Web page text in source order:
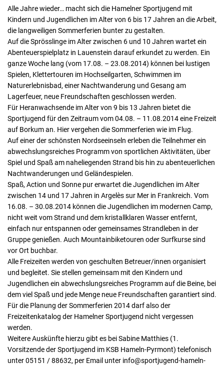
Alle Jahre wieder… macht sich die Hamelner Sportjugend mit
Kindern und Jugendlichen im Alter von 6 bis 17 Jahren an die Arbeit,
die langweiligen Sommerferien bunter zu gestalten.
Auf die Sprösslinge im Alter zwischen 6 und 10 Jahren wartet ein
Abenteuerspielplatz in Lauenstein darauf erkundet zu werden. Ein
ganze Woche lang (vom 17.08. – 23.08.2014) können bei lustigen
Spielen, Klettertouren im Hochseilgarten, Schwimmen im
Naturerlebnisbad, einer Nachtwanderung und Gesang am
Lagerfeuer, neue Freundschaften geschlossen werden.
Für Heranwachsende im Alter von 9 bis 13 Jahren bietet die
Sportjugend für den Zeitraum vom 04.08. – 11.08.2014 eine Freizeit
auf Borkum an. Hier vergehen die Sommerferien wie im Flug.
Auf einer der schönsten Nordseeinseln erleben die Teilnehmer ein
abwechslungsreiches Programm von sportlichen Aktivitäten, über
Spiel und Spaß am naheliegenden Strand bis hin zu abenteuerlichen
Nachtwanderungen und Geländespielen.
Spaß, Action und Sonne pur erwartet die Jugendlichen im Alter
zwischen 14 und 17 Jahren in Argelès sur Mer in Frankreich. Vom
16.08. – 30.08.2014 können die Jugendlichen im modernen Camp,
nicht weit vom Strand und dem kristallklaren Wasser entfernt,
einfach nur entspannen oder gemeinsames Strandleben in der
Gruppe genießen. Auch Mountainbiketouren oder Surfkurse sind
vor Ort buchbar.
Alle Freizeiten werden von geschulten Betreuer/innen organisiert
und begleitet. Sie stellen gemeinsam mit den Kindern und
Jugendlichen ein abwechslungsreiches Programm auf die Beine, bei
dem viel Spaß und jede Menge neue Freundschaften garantiert sind.
Für die Planung der Sommerferien 2014 darf also der
Freizeitenkatalog der Hamelner Sportjugend nicht vergessen
werden.
Weitere Auskünfte hierzu gibt es bei Sabine Matthies (1.
Vorsitzende der Sportjugend im KSB Hameln-Pyrmont) telefonisch
unter 05151 / 88632, per Email unter info@sportjugend-hameln-